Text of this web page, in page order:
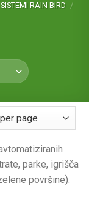
RAIN BIRD /
parke, igrišča
površine).